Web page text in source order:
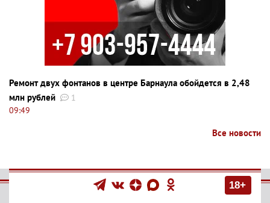
Ремонт двух фонтанов в центре Барнаула обойдется в 2,48
млн рублей
1
09:49
Все новости
18+